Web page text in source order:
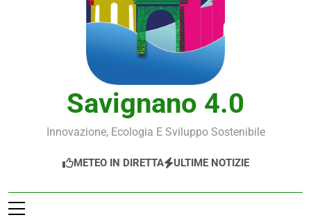
Savignano 4.0
Innovazione, Ecologia E Sviluppo Sostenibile
METEO IN DIRETTA ULTIME NOTIZIE